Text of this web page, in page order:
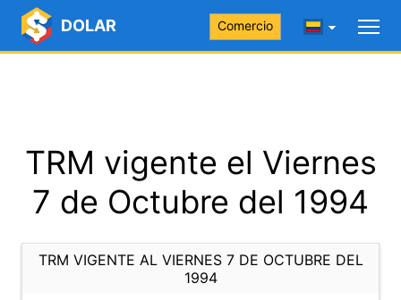
DOLAR Comercio
TRM vigente el Viernes
7 de Octubre del 1994
TRM VIGENTE AL VIERNES 7 DE OCTUBRE DEL
1994